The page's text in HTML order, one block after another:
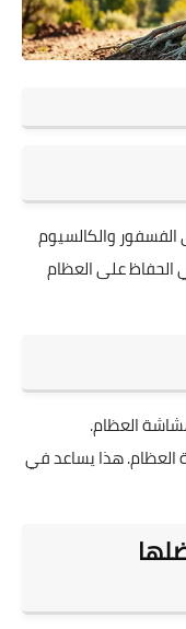
والكالسيوم
على العظام
العظام.
هذا يساعد في